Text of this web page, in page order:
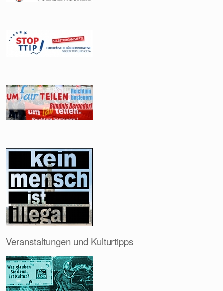
Veranstaltungen und Kulturtipps